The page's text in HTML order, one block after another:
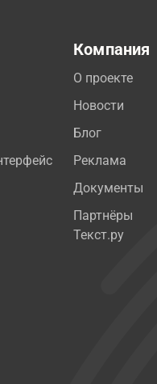
Компания
О проекте
Новости
Блог
Реклама
Документы
Партнёры
Текст.ру